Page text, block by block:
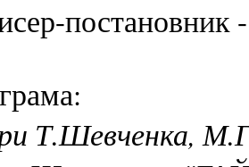
Т.Шевченка,